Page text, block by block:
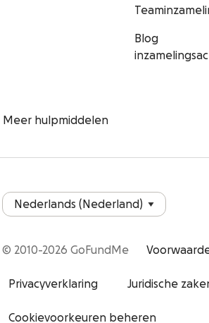
Blog
Meer hulpmiddelen
© 2010-2026 GoFundMe
Privacyverklaring Juridische
Cookievoorkeuren beheren